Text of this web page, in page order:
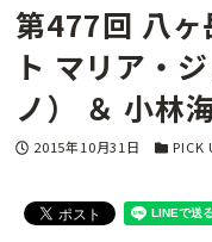
第477回 八ヶ
ト マリア・
ノ） ＆ 小林
投稿日
2015年10月31日 カテゴ
PICK